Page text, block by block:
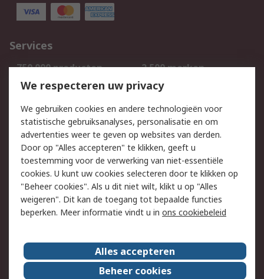
Services
750.000 producten
2.500 merken
Bestellen
Inkoopoplossingen
Track & Trace
Wettelijk
Cookiebeleid
Email veiligheid
Privacybeleid
Websitevoorwaarden
Algemene
verkoopvoorwaarden
Over RS
RS Group
Over ons
We respecteren uw privacy
We gebruiken cookies en andere technologieën voor
statistische gebruiksanalyses, personalisatie en om
advertenties weer te geven op websites van derden.
Door op "Alles accepteren" te klikken, geeft u
toestemming voor de verwerking van niet-essentiële
cookies. U kunt uw cookies selecteren door te klikken op
"Beheer cookies". Als u dit niet wilt, klikt u op "Alles
weigeren". Dit kan de toegang tot bepaalde functies
beperken. Meer informatie vindt u in ons cookiebeleid
Alles accepteren
Beheer cookies